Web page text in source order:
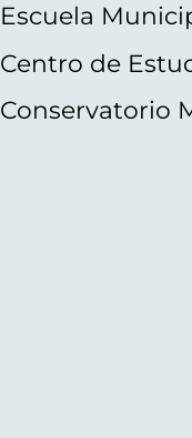
Escuela
Centro de
Conservatorio